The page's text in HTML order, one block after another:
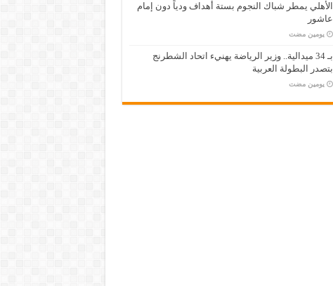
الأهلي يمطر شباك النجوم بستة أهداف ودياً دون إمام
عاشور
‏يومين مضت
بـ 34 ميدالية.. وزير الرياضة يهنيء اتحاد الشطرنج
بتصدر البطولة العربية
‏يومين مضت